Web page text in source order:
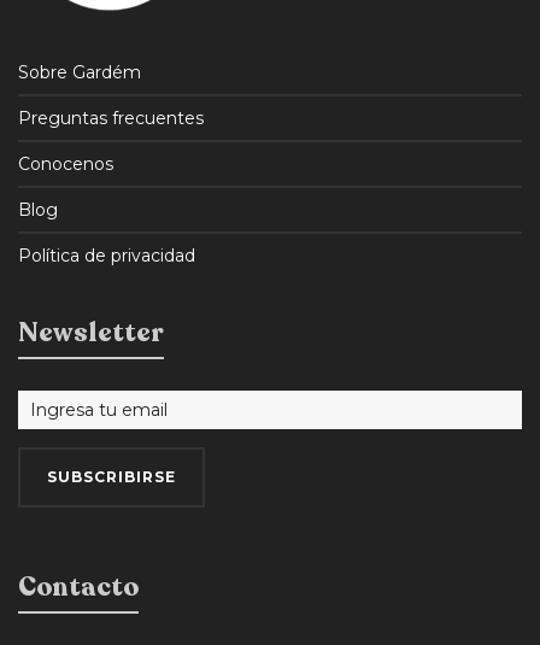
Sobre Gardém
Preguntas frecuentes
Conocenos
Blog
Política de privacidad
Newsletter
Contacto